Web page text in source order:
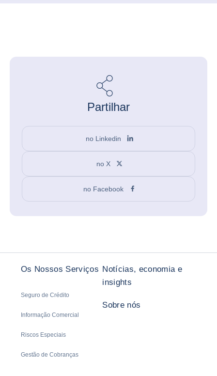
Partilhar
no Linkedin
no X
no Facebook
Os Nossos Serviços
Seguro de Crédito
Informação Comercial
Riscos Especiais
Gestão de Cobranças
Notícias, economia e
insights
Sobre nós